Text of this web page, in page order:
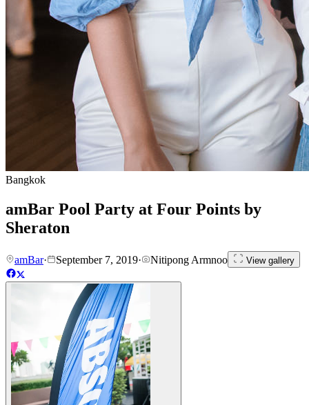
Bangkok
amBar Pool Party at Four Points by
Sheraton
amBar· September 7, 2019· Nitipong Armnoo View gallery